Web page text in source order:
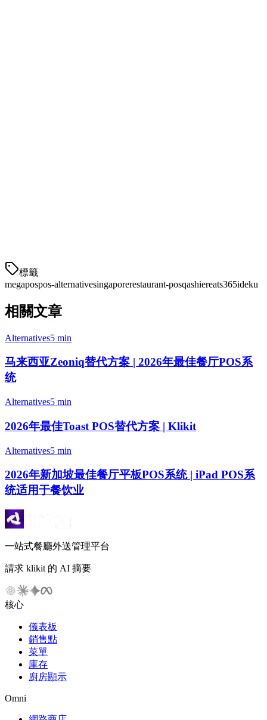
標籤
megapospos-alternativesingaporerestaurant-posqashiereats365ideku
相關文章
Alternatives5 min
马来西亚Zeoniq替代方案 | 2026年最佳餐厅POS系
统
Alternatives5 min
2026年最佳Toast POS替代方案 | Klikit
Alternatives5 min
2026年新加坡最佳餐厅平板POS系统 | iPad POS系
统适用于餐饮业
一站式餐廳外送管理平台
請求 klikit 的 AI 摘要
核心
儀表板
銷售點
菜單
庫存
廚房顯示
Omni